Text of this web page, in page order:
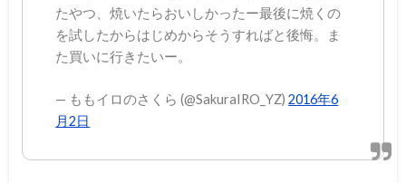
たやつ、焼いたらおいしかったー最後に焼くの
を試したからはじめからそうすればと後悔。ま
た買いに行きたいー。
— ももイロのさくら (@SakuraIRO_YZ)2016年6
月2日